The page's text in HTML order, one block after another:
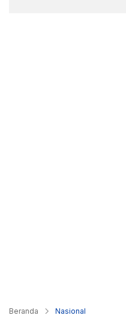
Beranda Nasional